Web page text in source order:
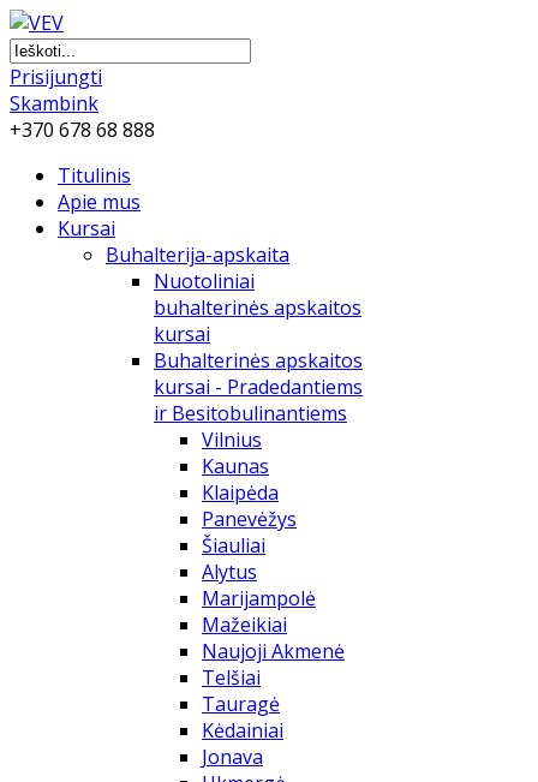
Prisijungti
Skambink
+370 678 68 888
Titulinis
Apie mus
Kursai
Buhalterija-apskaita
Nuotoliniai
buhalterinės apskaitos
kursai
Buhalterinės apskaitos
kursai - Pradedantiems
ir Besitobulinantiems
Vilnius
Kaunas
Klaipėda
Panevėžys
Šiauliai
Alytus
Marijampolė
Mažeikiai
Naujoji Akmenė
Telšiai
Tauragė
Kėdainiai
Jonava